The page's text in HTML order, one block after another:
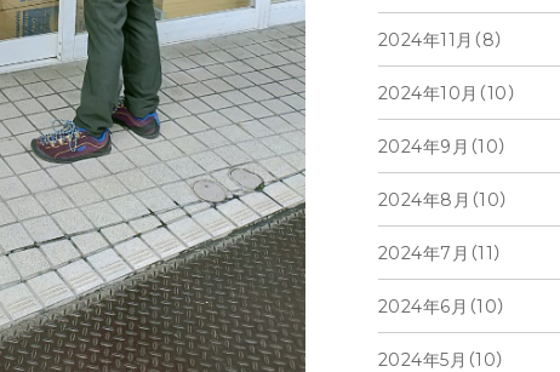
2024年11月（8）
2024年10月（10）
2024年9月（10）
2024年8月（10）
2024年7月（11）
2024年6月（10）
2024年5月（10）